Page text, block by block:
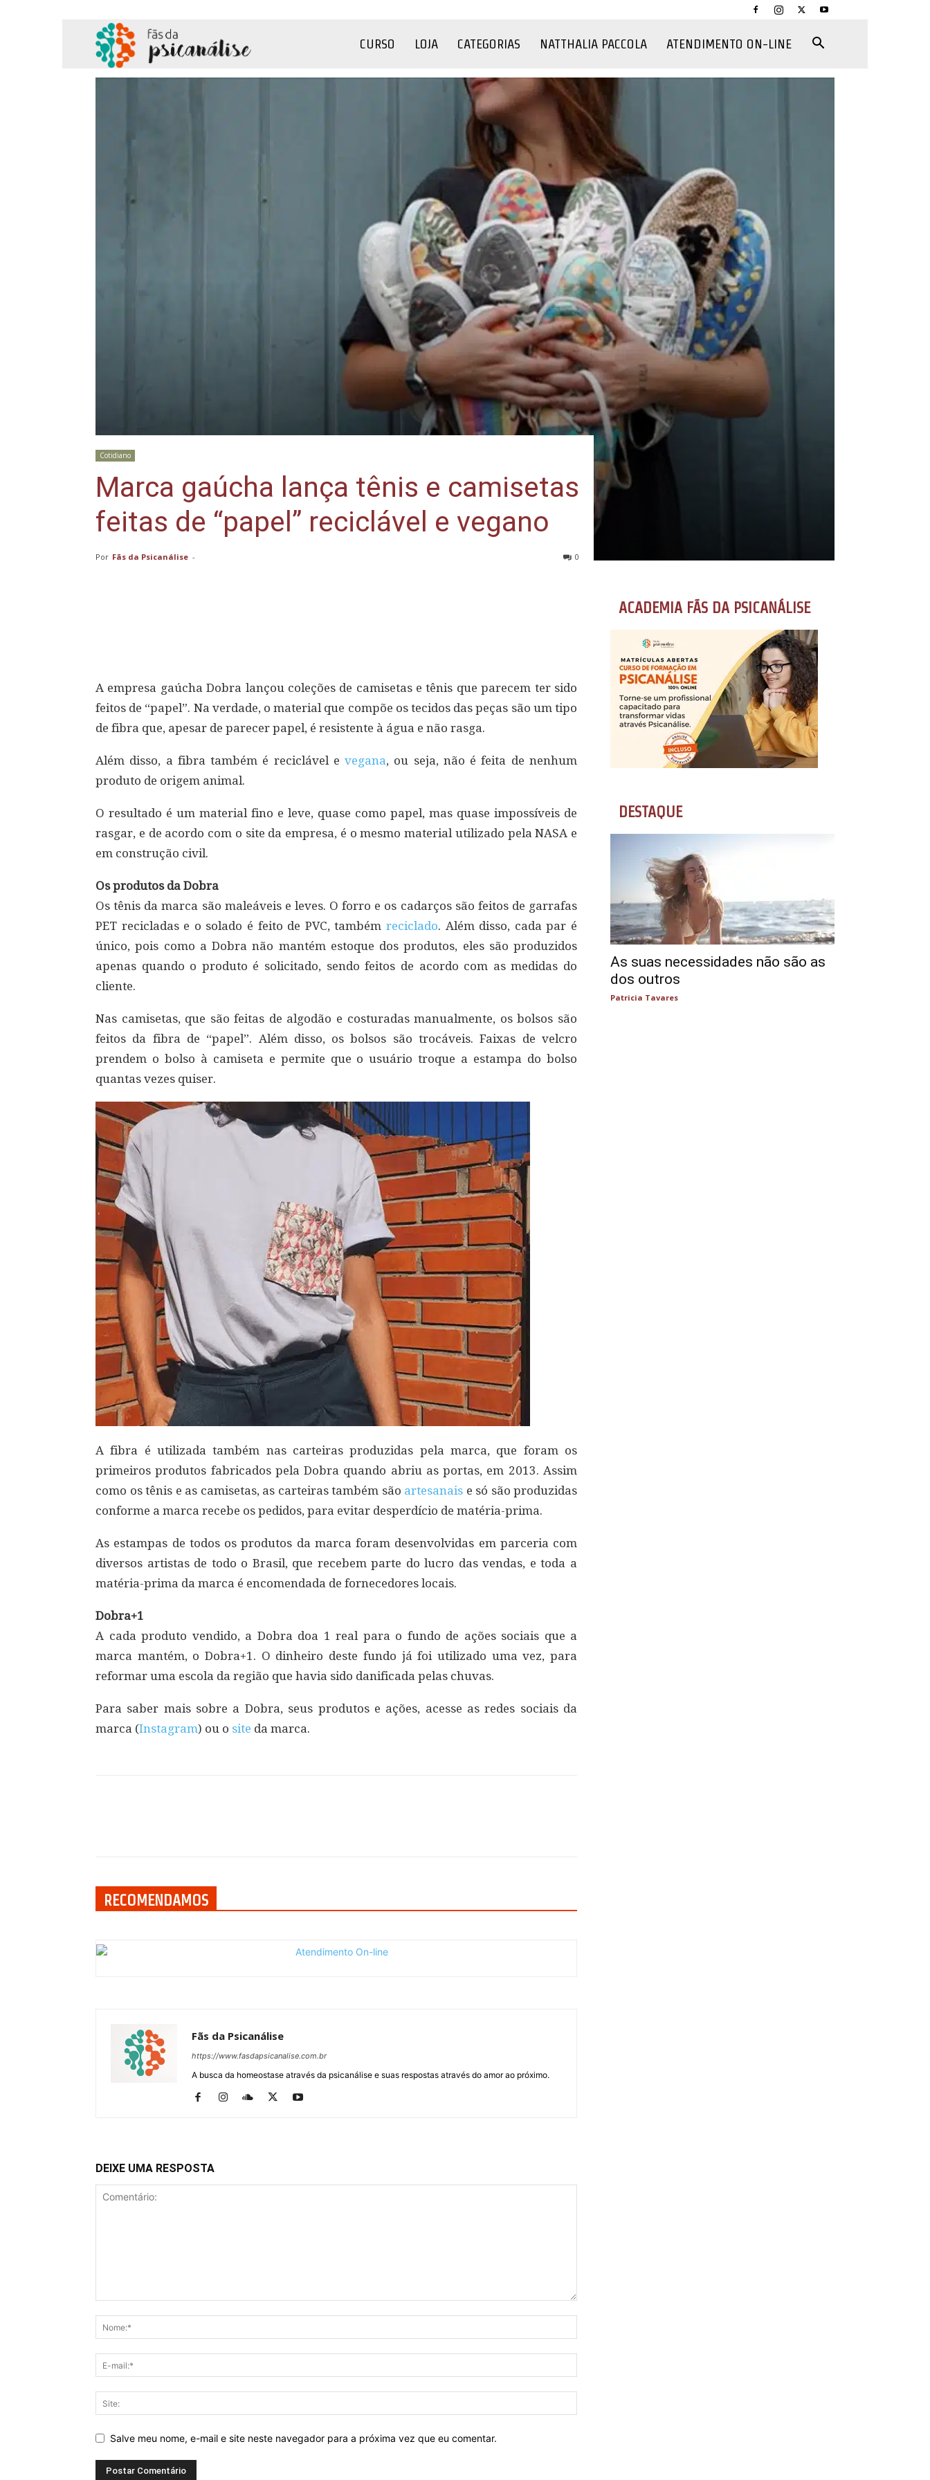
CURSO LOJA CATEGORIAS NATTHALIA PACCOLA ATENDIMENTO ON-LINE
Cotidiano
Marca gaúcha lança tênis e camisetas
feitas de “papel” reciclável e vegano
Por Fãs da Psicanálise - 0
A empresa gaúcha Dobra lançou coleções de camisetas e tênis que parecem ter sido
feitos de “papel”. Na verdade, o material que compõe os tecidos das peças são um tipo
de fibra que, apesar de parecer papel, é resistente à água e não rasga.
Além disso, a fibra também é reciclável evegana, ou seja, não é feita de nenhum
produto de origem animal.
O resultado é um material fino e leve, quase como papel, mas quase impossíveis de
rasgar, e de acordo com o site da empresa, é o mesmo material utilizado pela NASA e
em construção civil.
Os produtos da Dobra
Os tênis da marca são maleáveis e leves. O forro e os cadarços são feitos de garrafas
PET recicladas e o solado é feito de PVC, também reciclado. Além disso, cada par é
único, pois como a Dobra não mantém estoque dos produtos, eles são produzidos
apenas quando o produto é solicitado, sendo feitos de acordo com as medidas do
cliente.
Nas camisetas, que são feitas de algodão e costuradas manualmente, os bolsos são
feitos da fibra de “papel”. Além disso, os bolsos são trocáveis. Faixas de velcro
prendem o bolso à camiseta e permite que o usuário troque a estampa do bolso
quantas vezes quiser.
A fibra é utilizada também nas carteiras produzidas pela marca, que foram os
primeiros produtos fabricados pela Dobra quando abriu as portas, em 2013. Assim
como os tênis e as camisetas, as carteiras também são artesanais e só são produzidas
conforme a marca recebe os pedidos, para evitar desperdício de matéria-prima.
As estampas de todos os produtos da marca foram desenvolvidas em parceria com
diversos artistas de todo o Brasil, que recebem parte do lucro das vendas, e toda a
matéria-prima da marca é encomendada de fornecedores locais.
Dobra+1
A cada produto vendido, a Dobra doa 1 real para o fundo de ações sociais que a
marca mantém, o Dobra+1. O dinheiro deste fundo já foi utilizado uma vez, para
reformar uma escola da região que havia sido danificada pelas chuvas.
Para saber mais sobre a Dobra, seus produtos e ações, acesse as redes sociais da
marca (Instagram) ou o site da marca.
RECOMENDAMOS
Fãs da Psicanálise
https://www.fasdapsicanalise.com.br
A busca da homeostase através da psicanálise e suas respostas através do amor ao próximo.
DEIXE UMA RESPOSTA
Salve meu nome, e-mail e site neste navegador para a próxima vez que eu comentar.
ACADEMIA FÃS DA PSICANÁLISE
DESTAQUE
As suas necessidades não são as
dos outros
Patricia Tavares